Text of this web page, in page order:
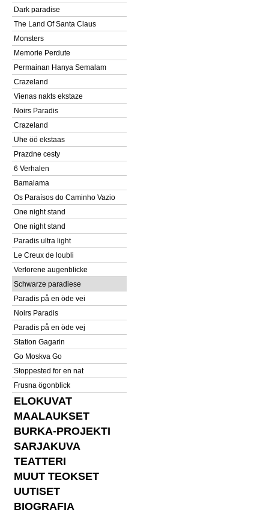
Dark paradise
The Land Of Santa Claus
Monsters
Memorie Perdute
Permainan Hanya Semalam
Crazeland
Vienas nakts ekstaze
Noirs Paradis
Crazeland
Uhe öö ekstaas
Prazdne cesty
6 Verhalen
Bamalama
Os Paraísos do Caminho Vazio
One night stand
One night stand
Paradis ultra light
Le Creux de loubli
Verlorene augenblicke
Schwarze paradiese
Paradis på en öde vei
Noirs Paradis
Paradis på en öde vej
Station Gagarin
Go Moskva Go
Stoppested for en nat
Frusna ögonblick
ELOKUVAT
MAALAUKSET
BURKA-PROJEKTI
SARJAKUVA
TEATTERI
MUUT TEOKSET
UUTISET
BIOGRAFIA